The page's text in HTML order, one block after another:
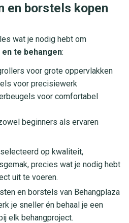
en borstels kopen
wat je nodig hebt om
te behangen:
voor grote oppervlakken
voor precisiewerk
voor comfortabel
beginners als ervaren
op kwaliteit,
precies wat je nodig hebt
uit te voeren.
en borstels van Behangplaza
je sneller én behaal je een
elk behangproject.